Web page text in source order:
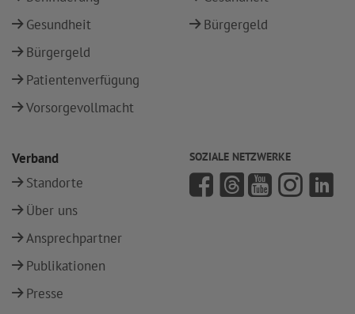
Gesundheit
Bürgergeld
Patientenverfügung
Vorsorgevollmacht
Bürgergeld
Verband
Standorte
Über uns
Ansprechpartner
Publikationen
Presse
SOZIALE NETZWERKE